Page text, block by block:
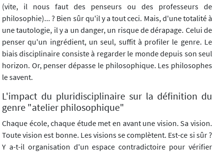
(vite, il nous faut des penseurs ou des professeurs de
philosophie)... ? Bien sûr qu'il y a tout ceci. Mais, d'une totalité à
une tautologie, il y a un danger, un risque de dérapage. Celui de
penser qu'un ingrédient, un seul, suffit à profiler le genre. Le
biais disciplinaire consiste à regarder le monde depuis son seul
horizon. Or, penser dépasse le philosophique. Les philosophes
le savent.
L'impact du pluridisciplinaire sur la définition du
genre "atelier philosophique"
Chaque école, chaque étude met en avant une vision. Sa vision.
Toute vision est bonne. Les visions se complètent. Est-ce si sûr ?
Y a-t-il organisation d'un espace contradictoire pour vérifier